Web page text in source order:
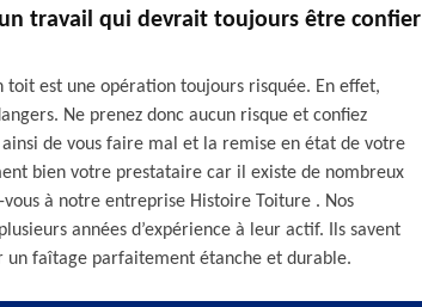
travail qui devrait toujours être confier
toit est une opération toujours risquée. En effet,
Ne prenez donc aucun risque et confiez
de vous faire mal et la remise en état de votre
bien votre prestataire car il existe de nombreux
à notre entreprise Histoire Toiture . Nos
années d’expérience à leur actif. Ils savent
un faîtage parfaitement étanche et durable.